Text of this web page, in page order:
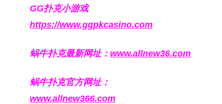
GG扑克小游戏
https://www.ggpkcasino.com
蜗牛扑克最新网址： www.allnew36.com
蜗牛扑克官方网址：
www.allnew366.com